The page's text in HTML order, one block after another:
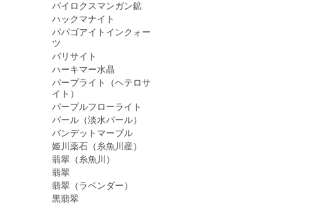
パイロクスマンガン鉱
ハックマナイト
パパゴアイトインクォー
ツ
バリサイト
ハーキマー水晶
パープライト（ヘテロサ
イト）
パープルフローライト
パール（淡水パール）
バンデットマーブル
姫川薬石（糸魚川産）
翡翠（糸魚川）
翡翠
翡翠（ラベンダー）
黒翡翠